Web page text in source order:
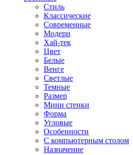
Стиль
Классические
Современные
Модерн
Хай-тек
Цвет
Белые
Венге
Светлые
Темные
Размер
Мини стенки
Форма
Угловые
Особенности
С компьютерным столом
Назначение